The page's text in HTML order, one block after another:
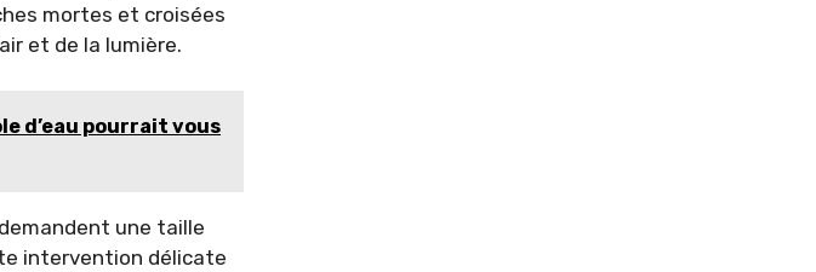
mortes et croisées
et de la lumière.
d’eau pourrait vous
une taille
intervention délicate